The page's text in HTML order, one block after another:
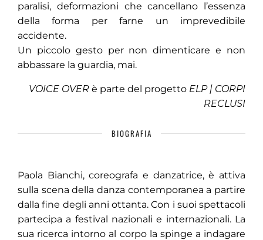
paralisi, deformazioni che cancellano l’essenza
della forma per farne un imprevedibile
accidente.
Un piccolo gesto per non dimenticare e non
abbassare la guardia, mai.
VOICE OVER è parte del progetto ELP | CORPI
RECLUSI
BIOGRAFIA
Paola Bianchi, coreografa e danzatrice, è attiva
sulla scena della danza contemporanea a partire
dalla fine degli anni ottanta. Con i suoi spettacoli
partecipa a festival nazionali e internazionali. La
sua ricerca intorno al corpo la spinge a indagare